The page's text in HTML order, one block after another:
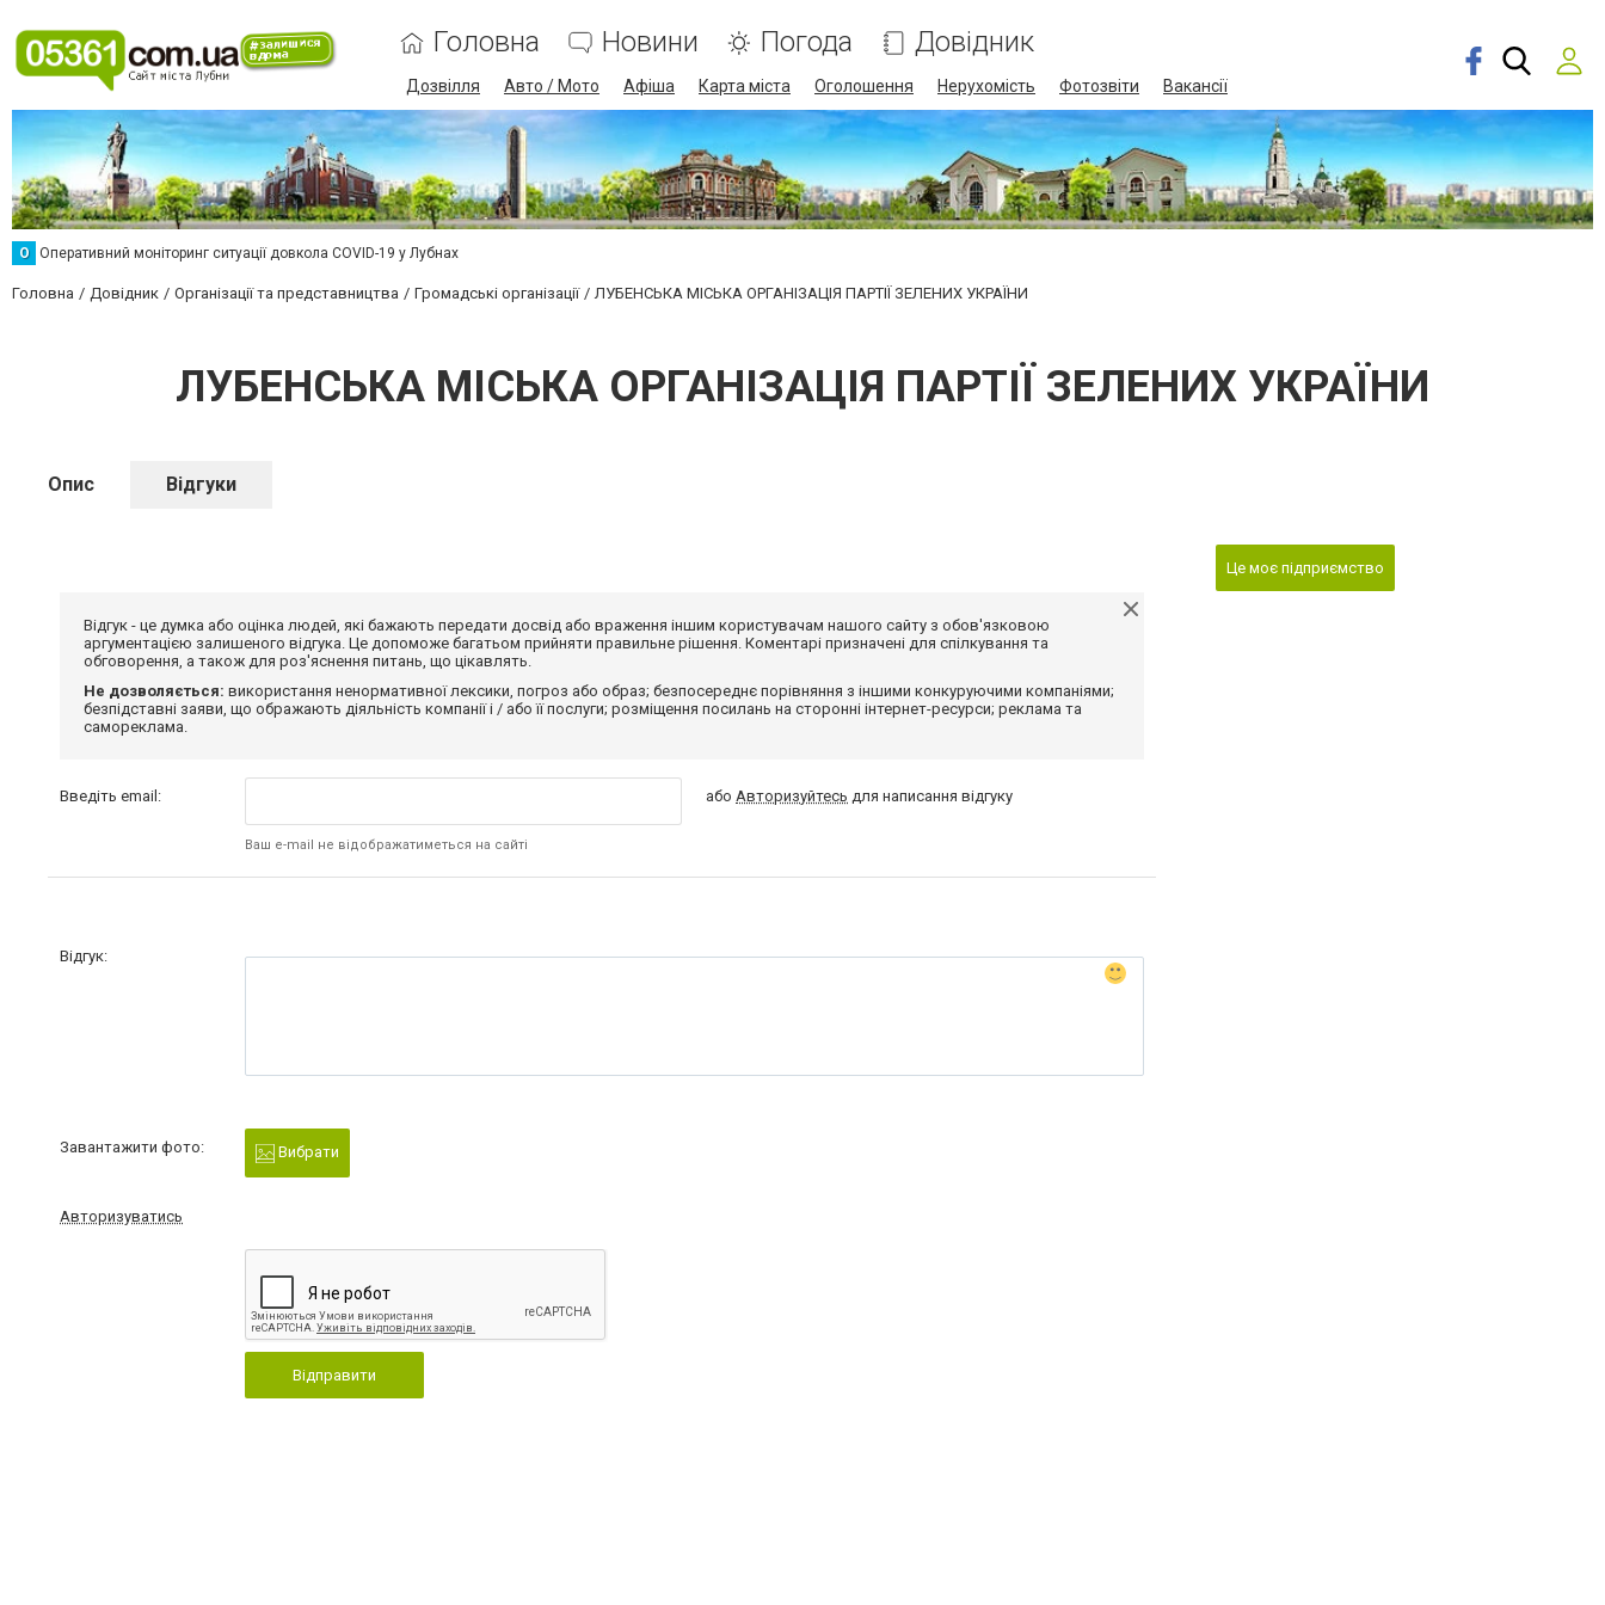
Головна Новини Погода Довідник
Дозвілля Авто / Мото Афіша Карта міста Оголошення Нерухомість Фотозвіти Вакансії
О Оперативний моніторинг ситуації довкола COVID-19 у Лубнах
Головна Довідник Організації та представництва Громадські організації ЛУБЕНСЬКА МІСЬКА ОРГАНІЗАЦІЯ ПАРТІЇ ЗЕЛЕНИХ УКРАЇНИ
ЛУБЕНСЬКА МІСЬКА ОРГАНІЗАЦІЯ ПАРТІЇ ЗЕЛЕНИХ УКРАЇНИ
Опис Відгуки
Відгук - це думка або оцінка людей, які бажають передати досвід або враження іншим користувачам нашого сайту з обов'язковою
аргументацією залишеного відгука. Це допоможе багатьом прийняти правильне рішення. Коментарі призначені для спілкування та
обговорення, а також для роз'яснення питань, що цікавлять.
Не дозволяється: використання ненормативної лексики, погроз або образ; безпосереднє порівняння з іншими конкуруючими компаніями;
безпідставні заяви, що ображають діяльність компанії і / або її послуги; розміщення посилань на сторонні інтернет-ресурси; реклама та
самореклама.
Введіть email:
Ваш e-mail не відображатиметься на сайті
абоАвторизуйтесь для написання відгуку
Відгук:
Завантажити фото: Вибрати
Авторизуватись
Відправити
Це моє підприємство